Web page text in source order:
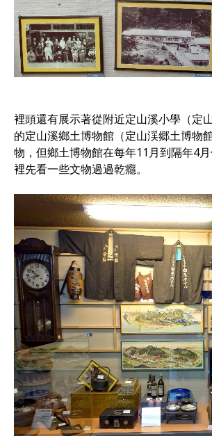
裡頭還有展示著從附近定山溪小學（定
的定山溪鄉土博物館（定山渓郷土博物
物，但鄉土博物館在每年11月到隔年4
裡先看一些文物過過乾癮。